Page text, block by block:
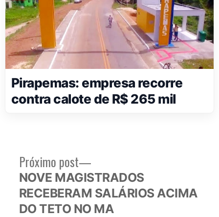
Pirapemas: empresa recorre
contra calote de R$ 265 mil
Navegação
de
Post
Próximo post
Próximo
post:
NOVE MAGISTRADOS
RECEBERAM SALÁRIOS ACIMA
DO TETO NO MA